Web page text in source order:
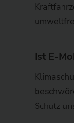
Ist E-
Schutz